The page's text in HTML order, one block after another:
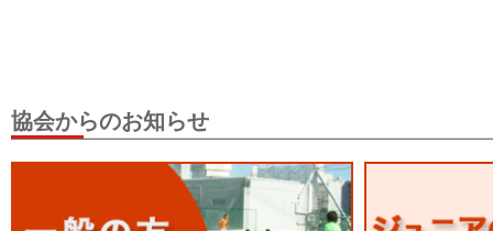
協会からのお知らせ